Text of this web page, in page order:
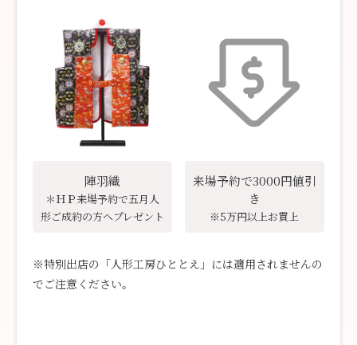
陣羽織
＊ＨＰ来場予約で五月人
形ご成約の方へプレゼント
来場予約で3000円値引
き
※5万円以上お買上
※特別出店の「人形工房ひととえ」には適用されませんの
でご注意ください。